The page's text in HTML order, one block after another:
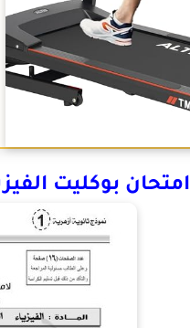
امتحان بوكليت